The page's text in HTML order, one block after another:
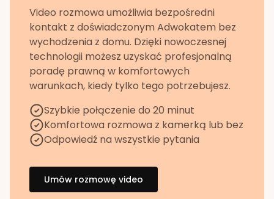
Video rozmowa umożliwia bezpośredni
kontakt z doświadczonym Adwokatem bez
wychodzenia z domu. Dzięki nowoczesnej
technologii możesz uzyskać profesjonalną
poradę prawną w komfortowych
warunkach, kiedy tylko tego potrzebujesz.
Szybkie połączenie do 20 minut
Komfortowa rozmowa z kamerką lub bez
Odpowiedź na wszystkie pytania
Umów rozmowę video